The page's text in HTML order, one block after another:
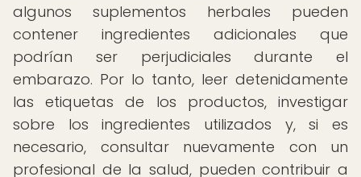
algunos suplementos herbales pueden
contener ingredientes adicionales que
podrían ser perjudiciales durante el
embarazo. Por lo tanto, leer detenidamente
las etiquetas de los productos, investigar
sobre los ingredientes utilizados y, si es
necesario, consultar nuevamente con un
profesional de la salud, pueden contribuir a